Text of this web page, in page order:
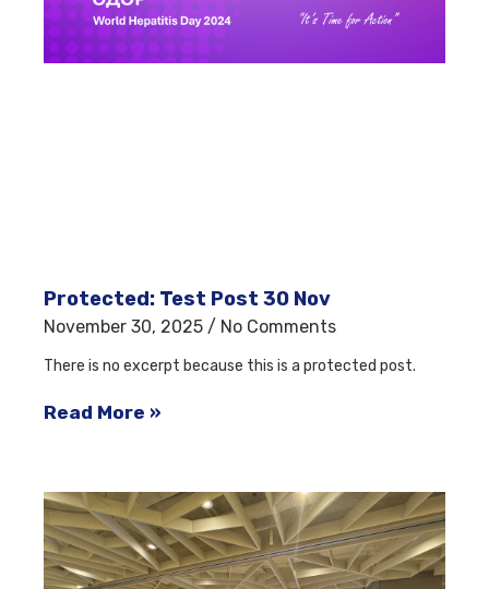
Protected: Test Post 30 Nov
November 30, 2025 No Comments
There is no excerpt because this is a protected post.
Read More »